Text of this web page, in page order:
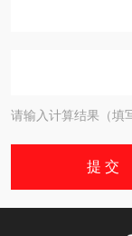
请输入计算结果（填